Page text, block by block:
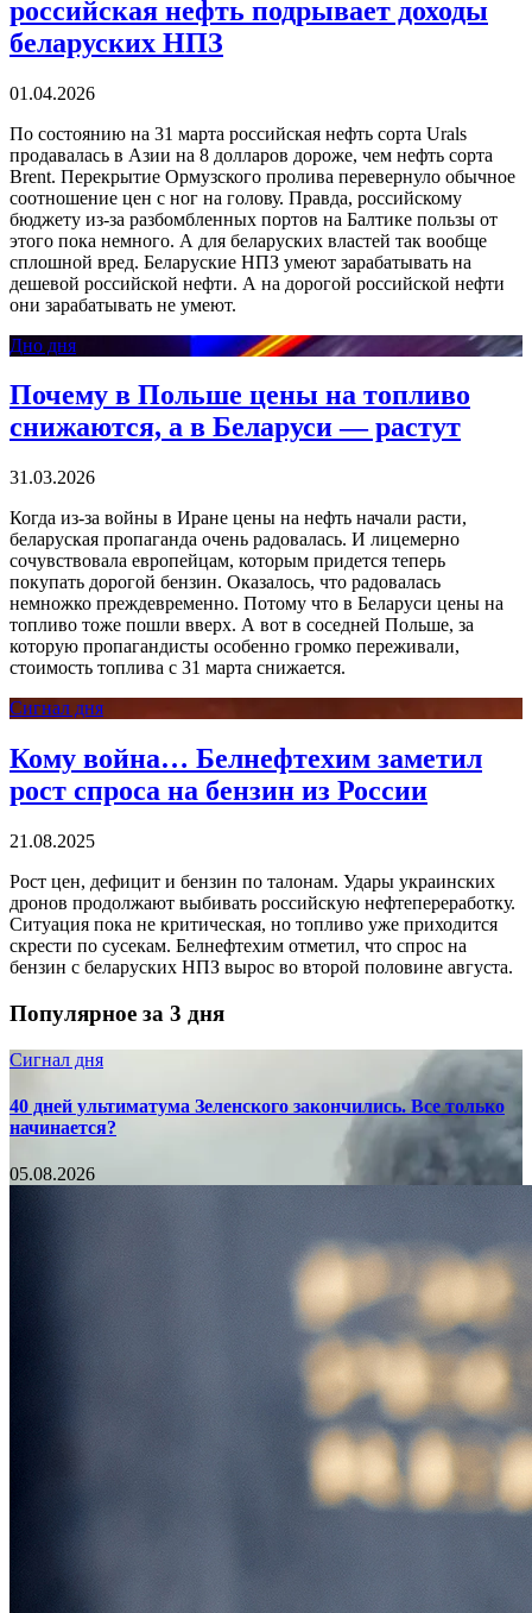
российская нефть подрывает доходы
беларуских НПЗ
01.04.2026
По состоянию на 31 марта российская нефть сорта Urals
продавалась в Азии на 8 долларов дороже, чем нефть сорта
Brent. Перекрытие Ормузского пролива перевернуло обычное
соотношение цен с ног на голову. Правда, российскому
бюджету из-за разбомбленных портов на Балтике пользы от
этого пока немного. А для беларуских властей так вообще
сплошной вред. Беларуские НПЗ умеют зарабатывать на
дешевой российской нефти. А на дорогой российской нефти
они зарабатывать не умеют.
Дно дня
Почему в Польше цены на топливо
снижаются, а в Беларуси — растут
31.03.2026
Когда из-за войны в Иране цены на нефть начали расти,
беларуская пропаганда очень радовалась. И лицемерно
сочувствовала европейцам, которым придется теперь
покупать дорогой бензин. Оказалось, что радовалась
немножко преждевременно. Потому что в Беларуси цены на
топливо тоже пошли вверх. А вот в соседней Польше, за
которую пропагандисты особенно громко переживали,
стоимость топлива с 31 марта снижается.
Сигнал дня
Кому война… Белнефтехим заметил
рост спроса на бензин из России
21.08.2025
Рост цен, дефицит и бензин по талонам. Удары украинских
дронов продолжают выбивать российскую нефтепереработку.
Ситуация пока не критическая, но топливо уже приходится
скрести по сусекам. Белнефтехим отметил, что спрос на
бензин с беларуских НПЗ вырос во второй половине августа.
Популярное за 3 дня
Сигнал дня
40 дней ультиматума Зеленского закончились. Все только
начинается?
05.08.2026